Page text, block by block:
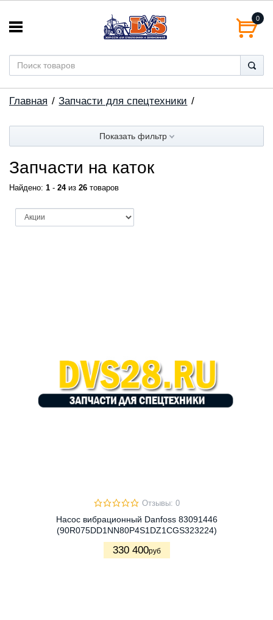
0
Главная Запчасти для спецтехники
Показать фильтр
Запчасти на каток
Найдено: 1 - 24из 26 товаров
Отзывы: 0
Насос вибрационный Danfoss 83091446
(90R075DD1NN80P4S1DZ1CGS323224)
330 400руб